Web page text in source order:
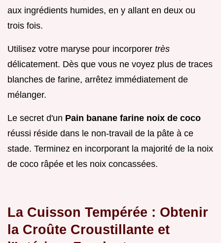
aux ingrédients humides, en y allant en deux ou
trois fois.
Utilisez votre maryse pour incorporer très
délicatement. Dès que vous ne voyez plus de traces
blanches de farine, arrêtez immédiatement de
mélanger.
Le secret d'un Pain banane farine noix de coco
réussi réside dans le non-travail de la pâte à ce
stade. Terminez en incorporant la majorité de la noix
de coco râpée et les noix concassées.
La Cuisson Tempérée : Obtenir
la Croûte Croustillante et